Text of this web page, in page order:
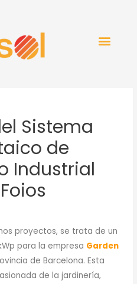
Sistema
de
Industrial
proyectos, se trata de un
para la empresa Garden
de Barcelona. Esta
de la jardinería,